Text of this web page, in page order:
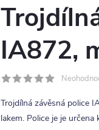
IA872,
Trojdílná závěsná police
lakem. Police je je určena